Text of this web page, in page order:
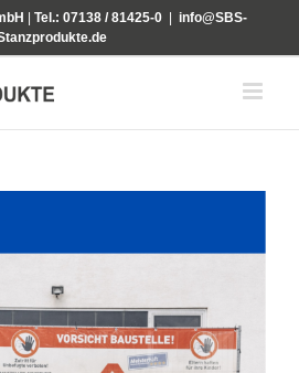
Tel.: 07138 / 81425-0
info@SBS-